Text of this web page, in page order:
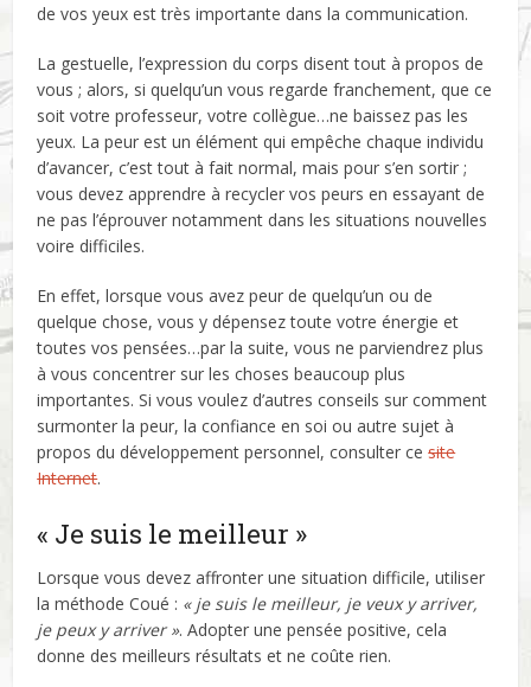
de vos yeux est très importante dans la communication.
La gestuelle, l’expression du corps disent tout à propos de
vous ; alors, si quelqu’un vous regarde franchement, que ce
soit votre professeur, votre collègue…ne baissez pas les
yeux. La peur est un élément qui empêche chaque individu
d’avancer, c’est tout à fait normal, mais pour s’en sortir ;
vous devez apprendre à recycler vos peurs en essayant de
ne pas l’éprouver notamment dans les situations nouvelles
voire difficiles.
En effet, lorsque vous avez peur de quelqu’un ou de
quelque chose, vous y dépensez toute votre énergie et
toutes vos pensées…par la suite, vous ne parviendrez plus
à vous concentrer sur les choses beaucoup plus
importantes. Si vous voulez d’autres conseils sur comment
surmonter la peur, la confiance en soi ou autre sujet à
propos du développement personnel, consulter cesite
Internet.
« Je suis le meilleur »
Lorsque vous devez affronter une situation difficile, utiliser
la méthode Coué : « je suis le meilleur, je veux y arriver,
je peux y arriver ». Adopter une pensée positive, cela
donne des meilleurs résultats et ne coûte rien.